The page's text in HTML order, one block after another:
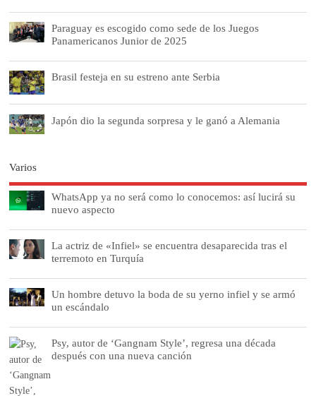
Paraguay es escogido como sede de los Juegos
Panamericanos Junior de 2025
Brasil festeja en su estreno ante Serbia
Japón dio la segunda sorpresa y le ganó a Alemania
Varios
WhatsApp ya no será como lo conocemos: así lucirá su
nuevo aspecto
La actriz de «Infiel» se encuentra desaparecida tras el
terremoto en Turquía
Un hombre detuvo la boda de su yerno infiel y se armó
un escándalo
Psy, autor de ‘Gangnam Style’, regresa una década
después con una nueva canción